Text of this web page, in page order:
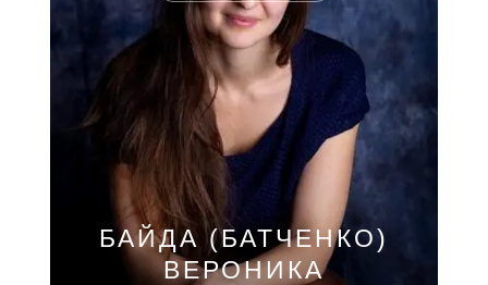
БАЙДА (БАТЧЕНКО)
ВЕРОНИКА